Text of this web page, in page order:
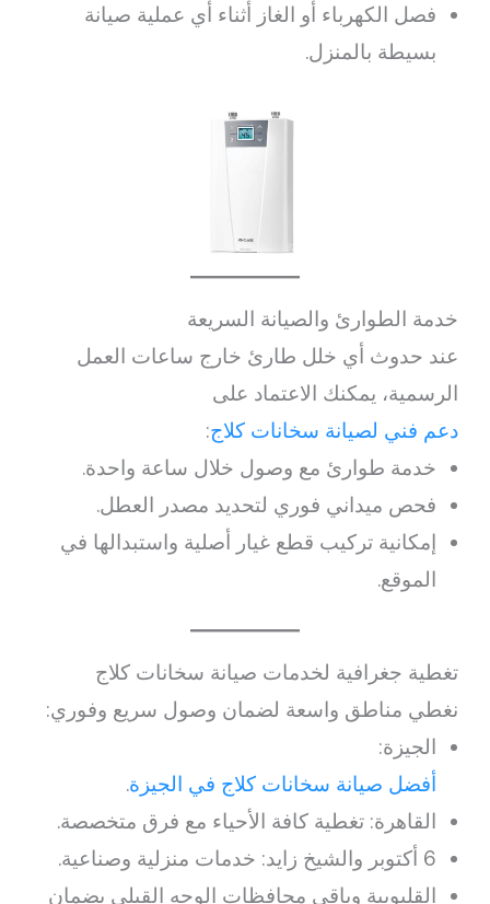
فصل الكهرباء أو الغاز أثناء أي عملية صيانة
بسيطة بالمنزل.
خدمة الطوارئ والصيانة السريعة
عند حدوث أي خلل طارئ خارج ساعات العمل
الرسمية، يمكنك الاعتماد على
دعم فني لصيانة سخانات كلاج:
خدمة طوارئ مع وصول خلال ساعة واحدة.
فحص ميداني فوري لتحديد مصدر العطل.
إمكانية تركيب قطع غيار أصلية واستبدالها في
الموقع.
تغطية جغرافية لخدمات صيانة سخانات كلاج
نغطي مناطق واسعة لضمان وصول سريع وفوري:
الجيزة:
أفضل صيانة سخانات كلاج في الجيزة.
القاهرة: تغطية كافة الأحياء مع فرق متخصصة.
6 أكتوبر والشيخ زايد: خدمات منزلية وصناعية.
القليوبية وباقي محافظات الوجه القبلي بضمان